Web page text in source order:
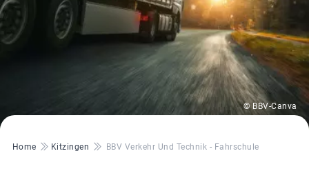
© BBV-Canva
Pfadnavigation
Home Kitzingen BBV Verkehr Und Technik - Fahrschule